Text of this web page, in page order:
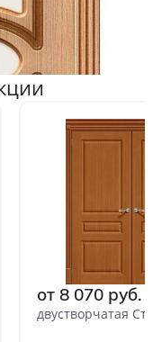
от 8 070 руб.
двустворчатая